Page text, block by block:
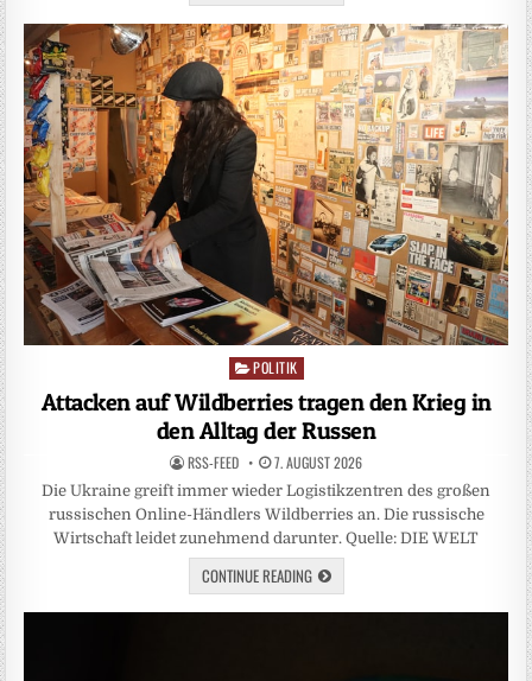
Posted
in
POLITIK
Attacken auf Wildberries tragen den Krieg in
den Alltag der Russen
RSS-FEED 7. AUGUST 2026
Die Ukraine greift immer wieder Logistikzentren des großen
russischen Online-Händlers Wildberries an. Die russische
Wirtschaft leidet zunehmend darunter. Quelle: DIE WELT
CONTINUE READING